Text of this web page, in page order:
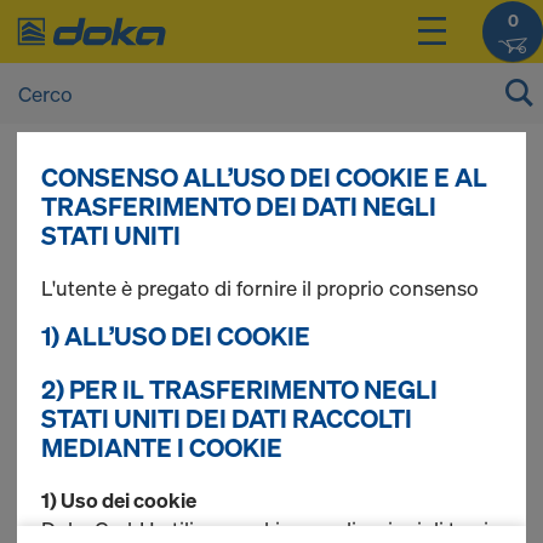
0
I prezzi dei vostri prodotti sono consultabili
dopo illogin.
Pannelli di ricambio
Xlife
Trovati 9 prodotti
CONSENSO ALL’USO DEI COOKIE E AL
TRASFERIMENTO DEI DATI NEGLI
STATI UNITI
L'utente è pregato di fornire il proprio consenso
1) ALL’USO DEI COOKIE
2) PER IL TRASFERIMENTO NEGLI
STATI UNITI DEI DATI RACCOLTI
MEDIANTE I COOKIE
1) Uso dei cookie
Doka GmbH utilizza cookie e applicazioni di terzi.